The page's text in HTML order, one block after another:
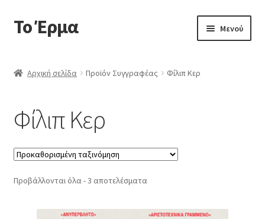
Απευθείας
μετάβαση
πλοήγηση
Μετάβαση
σε
Το Έρμα Μενού
Κατηγορίες Βιβλίων
Συχνές Ερωτήσεις
Επικοινωνία
Αρχική σελίδα Προϊόν Συγγραφέας Φίλιπ Κερ
Φίλιπ Κερ
Προβάλλονται όλα - 3 αποτελέσματα